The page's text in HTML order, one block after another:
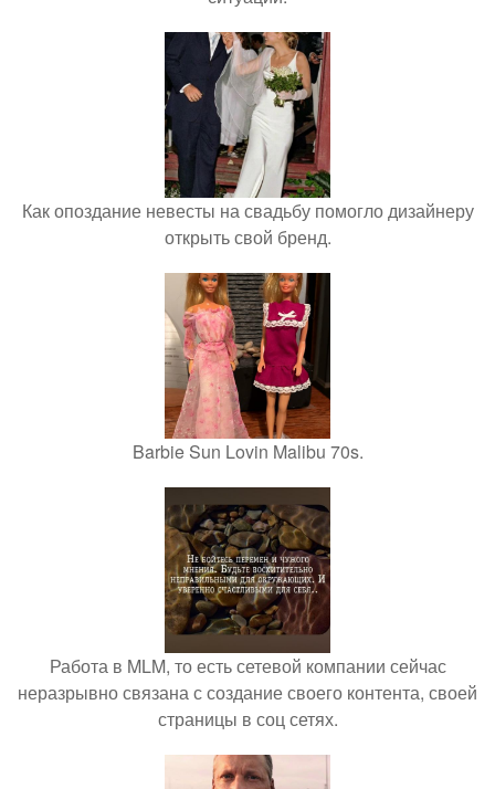
Как опоздание невесты на свадьбу помогло дизайнеру
открыть свой бренд.
Barbie Sun Lovin Malibu 70s.
Работа в MLM, то есть сетевой компании сейчас
неразрывно связана с создание своего контента, своей
страницы в соц сетях.